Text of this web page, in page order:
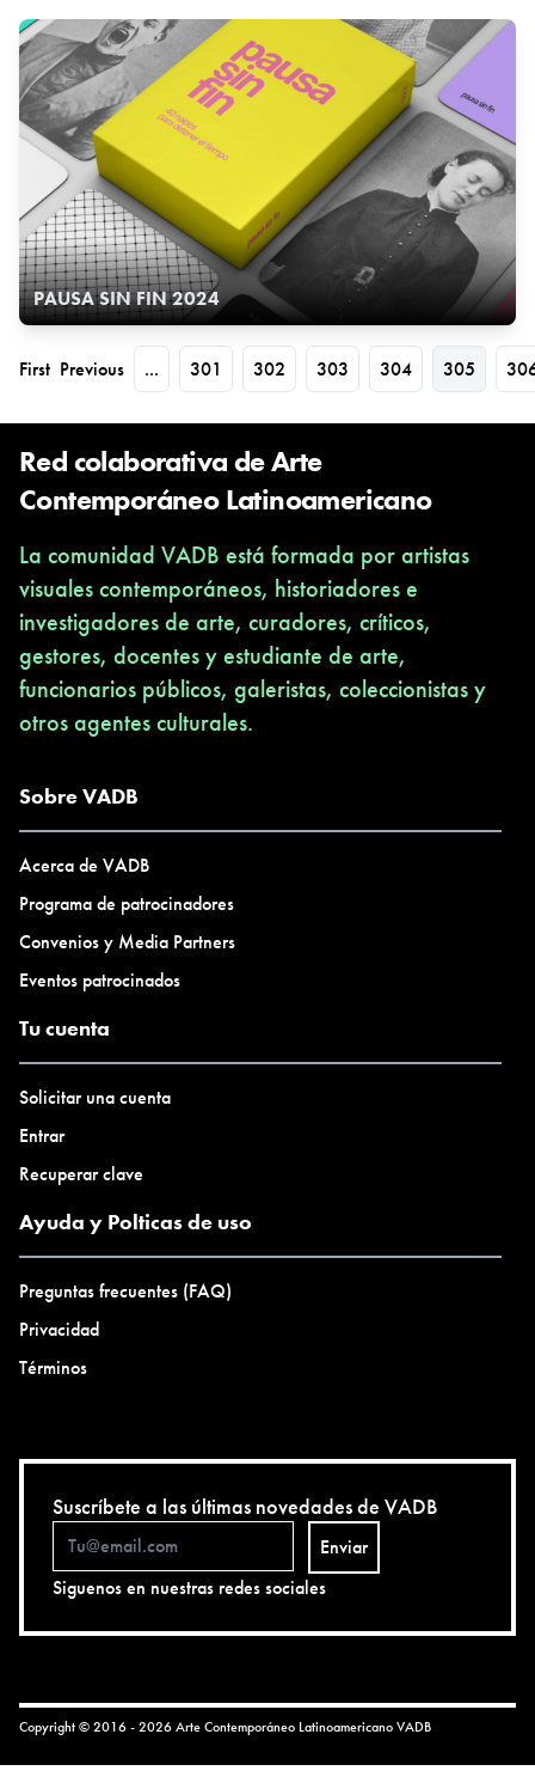
PAUSA SIN FIN 2024
First Previous ... 301 302 303 304 305
Red colaborativa de Arte
Contemporáneo Latinoamericano
La comunidad VADB está formada por artistas
visuales contemporáneos, historiadores e
investigadores de arte, curadores, críticos,
gestores, docentes y estudiante de arte,
funcionarios públicos, galeristas, coleccionistas y
otros agentes culturales.
Sobre VADB
Acerca de VADB
Programa de patrocinadores
Convenios y Media Partners
Eventos patrocinados
Tu cuenta
Solicitar una cuenta
Entrar
Recuperar clave
Ayuda y Polticas de uso
Preguntas frecuentes (FAQ)
Privacidad
Términos
Suscríbete a las últimas novedades de VADB
Enviar
Siguenos en nuestras redes sociales
Copyright © 2016 - 2026 Arte Contemporáneo LatinoamericanoVADB